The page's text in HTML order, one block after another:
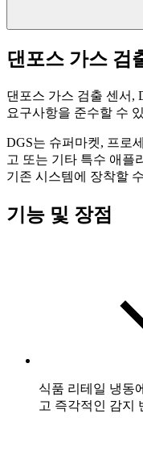
댄포스 가스 검
댄포스 가스 검출 센서,
요구사항을 준수할 수
DGS는 슈퍼마켓, 프로
고 또는 기타 특수 애플
기존 시스템에 장착할
기능 및 장점
식품 리테일 냉동
고 즉각적인 감지